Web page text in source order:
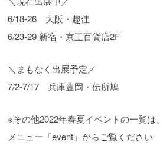
6/18-26 大阪・趣佳
6/23-29 新宿・京王百貨店2F
＼まもなく出展予定／
7/2-7/17 兵庫豊岡・伝所鳩
※その他2022年春夏イベントの一覧は
メニュー「event」からご覧ください